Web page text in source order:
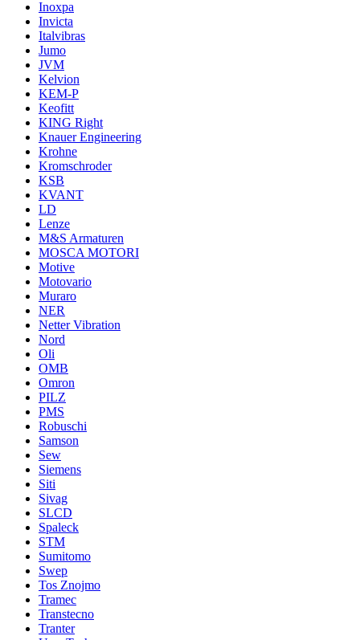
Inoxpa
Invicta
Italvibras
Jumo
JVM
Kelvion
KEM-P
Keofitt
KING Right
Knauer Engineering
Krohne
Kromschroder
KSB
KVANT
LD
Lenze
M&S Armaturen
MOSCA MOTORI
Motive
Motovario
Muraro
NER
Netter Vibration
Nord
Oli
OMB
Omron
PILZ
PMS
Robuschi
Samson
Sew
Siemens
Siti
Sivag
SLCD
Spaleck
STM
Sumitomo
Swep
Tos Znojmo
Tramec
Transtecno
Tranter